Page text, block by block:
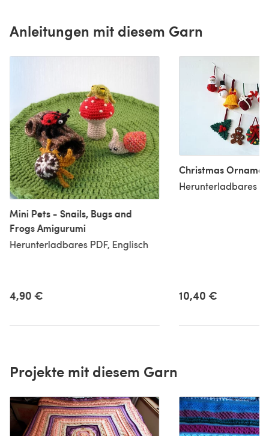
Anleitungen mit diesem Garn
Mini Pets - Snails, Bugs and
Frogs Amigurumi
Herunterladbares PDF, Englisch
4,90 €
Christmas
Herunterladbares
10,40 €
Projekte mit diesem Garn